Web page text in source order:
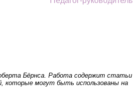
Бёрнса. Работа содержит статьи
которые могут быть использованы на